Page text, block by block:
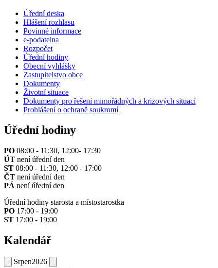
Úřední deska
Hlášení rozhlasu
Povinné informace
e-podatelna
Rozpočet
Úřední hodiny
Obecní vyhlášky
Zastupitelstvo obce
Dokumenty
Životní situace
Dokumenty pro řešení mimořádných a krizových situací
Prohlášení o ochraně soukromí
Úřední hodiny
PO 08:00 - 11:30, 12:00- 17:30
ÚT není úřední den
ST 08:00 - 11:30, 12:00 - 17:00
ČT není úřední den
PÁ není úřední den
Úřední hodiny starosta a místostarostka
PO 17:00 - 19:00
ST 17:00 - 19:00
Kalendář
Srpen2026